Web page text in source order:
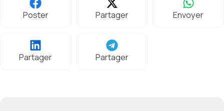
Poster Partager Envoyer
Partager Partager